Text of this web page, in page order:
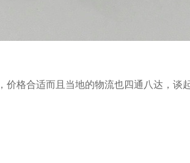
格合适而且当地的物流也四通八达，谈